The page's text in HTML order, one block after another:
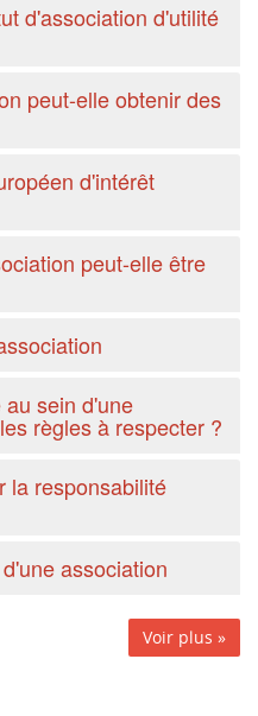
d'association d'utilité
peut-elle obtenir des
d'intérêt
peut-elle être
sein d'une
règles à respecter ?
la responsabilité
association
Voir plus »